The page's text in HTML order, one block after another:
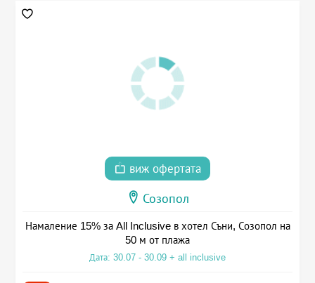
виж офертата
Созопол
Намаление 15% за All Inclusive в хотел Съни, Созопол на
50 м от плажа
Дата: 30.07 - 30.09 + all inclusive